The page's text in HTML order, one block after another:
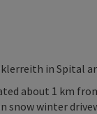
in Spital
about 1 km
snow winter